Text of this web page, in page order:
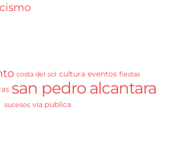
costa del sol cultura eventos fiestas
san pedro alcantara
sucesos via publica